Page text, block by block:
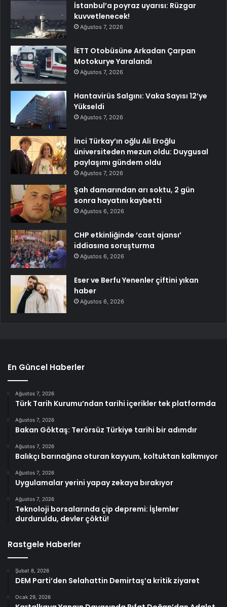
İstanbul’a poyraz uyarısı: Rüzgar
kuvvetlenecek!
Ağustos 7, 2026
İETT Otobüsüne Arkadan Çarpan
Motokurye Yaralandı
Ağustos 7, 2026
Hantavirüs Salgını: Vaka Sayısı 12’ye
Yükseldi
Ağustos 7, 2026
İnci Türkay’ın oğlu Ali Eroğlu
üniversiteden mezun oldu: Duygusal
paylaşımı gündem oldu
Ağustos 7, 2026
Şah damarından arı soktu, 2 gün
sonra hayatını kaybetti
Ağustos 6, 2026
CHP etkinliğinde ‘cast ajansı’
iddiasına soruşturma
Ağustos 6, 2026
Eser ve Berfu Yenenler çiftini yıkan
haber
Ağustos 6, 2026
En Güncel Haberler
Ağustos 7, 2026
Türk Tarih Kurumu’ndan tarihi içerikler tek platformda
Ağustos 7, 2026
Bakan Göktaş: Terörsüz Türkiye tarihi bir adımdır
Ağustos 7, 2026
Balıkçı barınağına oturan kayyum, koltuktan kalkmıyor
Ağustos 7, 2026
Uygulamalar yerini yapay zekaya bırakıyor
Ağustos 7, 2026
Teknoloji borsalarında çip depremi: İşlemler
durduruldu, devler çöktü!
Rastgele Haberler
Şubat 8, 2026
DEM Parti’den Selahattin Demirtaş’a kritik ziyaret
Ocak 29, 2026